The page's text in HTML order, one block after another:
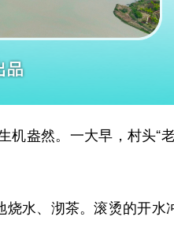
盎然。一大早，村头“
水、沏茶。滚烫的开水